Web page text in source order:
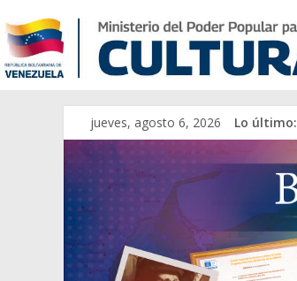
jueves, agosto 6, 2026 Lo último: